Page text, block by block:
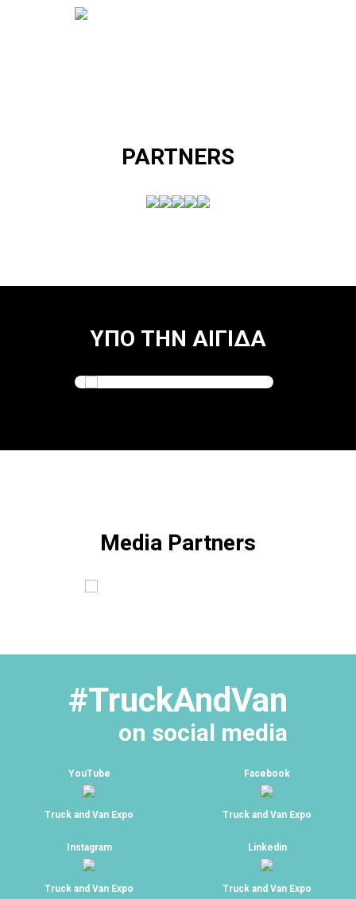
PARTNERS
ΥΠΟ ΤΗΝ ΑΙΓΙΔΑ
Media Partners
#TruckAndVan
on social media
YouTube
Truck and Van Expo
Facebook
Truck and Van Expo
Instagram
Truck and Van Expo
Linkedin
Truck and Van Expo